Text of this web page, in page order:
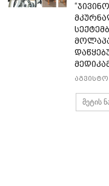
აგვისტო
მეტის